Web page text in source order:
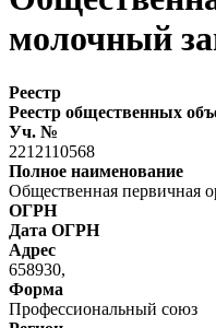
молочный
Реестр
Реестр общественных
Уч. №
2212110568
Полное наименование
Общественная первичная
ОГРН
Дата ОГРН
Адрес
658930,
Форма
Профессиональный союз